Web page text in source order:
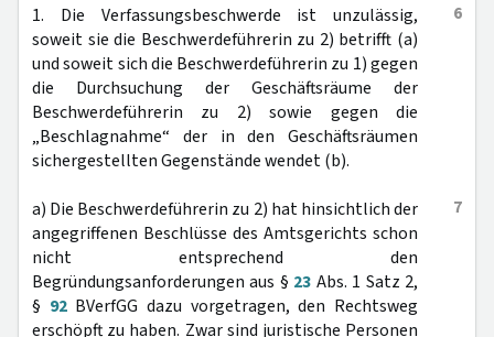
6
1. Die Verfassungsbeschwerde ist unzulässig,
soweit sie die Beschwerdeführerin zu 2) betrifft (a)
und soweit sich die Beschwerdeführerin zu 1) gegen
die Durchsuchung der Geschäftsräume der
Beschwerdeführerin zu 2) sowie gegen die
„Beschlagnahme“ der in den Geschäftsräumen
sichergestellten Gegenstände wendet (b).
7
a) Die Beschwerdeführerin zu 2) hat hinsichtlich der
angegriffenen Beschlüsse des Amtsgerichts schon
nicht entsprechend den
Begründungsanforderungen aus § 23 Abs. 1 Satz 2,
§ 92BVerfGG dazu vorgetragen, den Rechtsweg
erschöpft zu haben. Zwar sind juristische Personen